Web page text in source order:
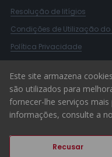
Resolução de litígios
Condições de Utilização do
Política Privacidade
Canal de Denúncias
© 2026 ERA Portugal
Este site armazena
são utilizados para
fornecer-lhe serviços
informações, consulte a
Recusar